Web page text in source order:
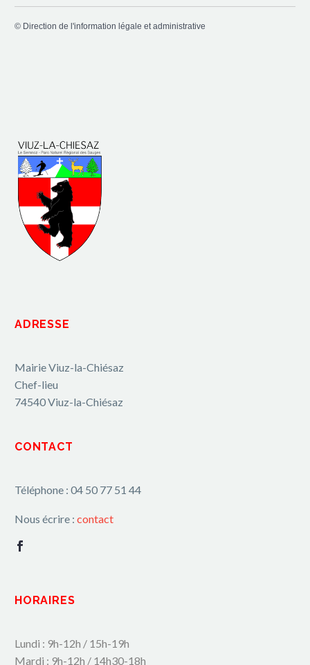
© Direction de l'information légale et administrative
ADRESSE
Mairie Viuz-la-Chiésaz
Chef-lieu
74540 Viuz-la-Chiésaz
CONTACT
Téléphone : 04 50 77 51 44
Nous écrire : contact
HORAIRES
Lundi : 9h-12h / 15h-19h
Mardi : 9h-12h / 14h30-18h